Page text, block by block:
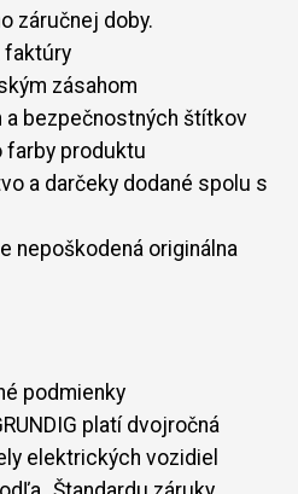
záručnej doby.
faktúry
zásahom
a bezpečnostných štítkov
farby produktu
a darčeky dodané spolu s
nepoškodená originálna
podmienky
platí dvojročná
elektrických vozidiel